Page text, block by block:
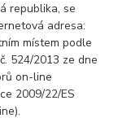
republika, se
adresa:
místem podle
524/2013 ze dne
on-line
2009/22/ES